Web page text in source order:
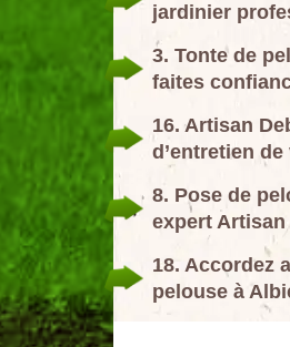
jardinier
3. Tonte de
faites
16. Artisan
d’entretien
8. Pose de
expert Artisan
18. Accordez
pelouse à